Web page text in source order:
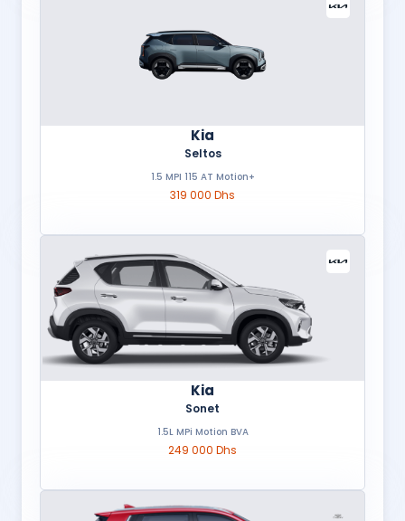
Kia
Seltos
1.5 MPI 115 AT Motion+
319 000 Dhs
Kia
Sonet
1.5L MPi Motion BVA
249 000 Dhs